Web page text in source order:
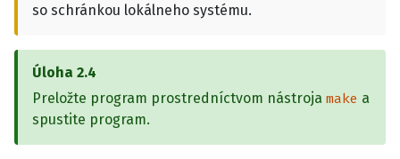
so schránkou lokálneho systému.
Úloha 2.4
Preložte program prostredníctvom nástroja make a
spustite program.